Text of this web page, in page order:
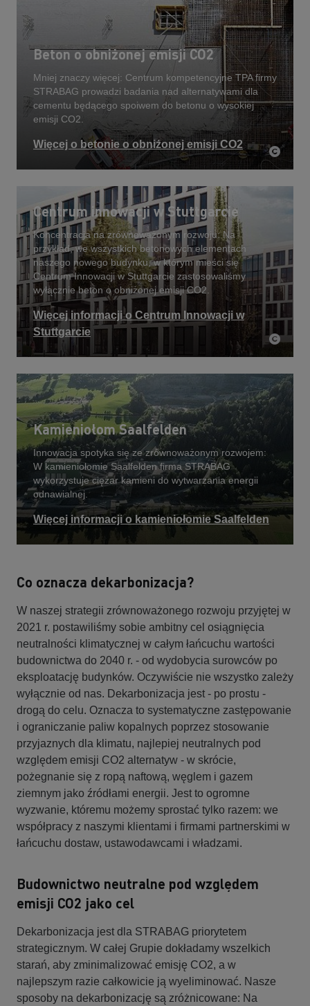
Beton o obniżonej emisji CO2
Mniej znaczy więcej: Centrum kompetencyjne TPA firmy
STRABAG prowadzi badania nad alternatywami dla
cementu będącego spoiwem do betonu o wysokiej
emisji CO2.
Więcej o betonie o obniżonej emisji CO2
Centrum innowacji w Stuttgarcie
Koncentracja na zrównoważonym rozwoju: Na
przykład, we wszystkich betonowych elementach
naszego nowego budynku, w którym mieści się
Centrum Innowacji w Stuttgarcie zastosowaliśmy
wyłącznie beton o obniżonej emisji CO2.
Więcej informacji o Centrum Innowacji w
Stuttgarcie
Kamieniołom Saalfelden
Innowacja spotyka się ze zrównoważonym rozwojem:
W kamieniołomie Saalfelden firma STRABAG
wykorzystuje ciężar kamieni do wytwarzania energii
odnawialnej.
Więcej informacji o kamieniołomie Saalfelden
Co oznacza dekarbonizacja?
W naszej strategii zrównoważonego rozwoju przyjętej w
2021 r. postawiliśmy sobie ambitny cel osiągnięcia
neutralności klimatycznej w całym łańcuchu wartości
budownictwa do 2040 r. - od wydobycia surowców po
eksploatację budynków. Oczywiście nie wszystko zależy
wyłącznie od nas. Dekarbonizacja jest - po prostu -
drogą do celu. Oznacza to systematyczne zastępowanie
i ograniczanie paliw kopalnych poprzez stosowanie
przyjaznych dla klimatu, najlepiej neutralnych pod
względem emisji CO2 alternatyw - w skrócie,
pożegnanie się z ropą naftową, węglem i gazem
ziemnym jako źródłami energii. Jest to ogromne
wyzwanie, któremu możemy sprostać tylko razem: we
współpracy z naszymi klientami i firmami partnerskimi w
łańcuchu dostaw, ustawodawcami i władzami.
Budownictwo neutralne pod względem
emisji CO2 jako cel
Dekarbonizacja jest dla STRABAG priorytetem
strategicznym. W całej Grupie dokładamy wszelkich
starań, aby zminimalizować emisję CO2, a w
najlepszym razie całkowicie ją wyeliminować. Nasze
sposoby na dekarbonizację są zróżnicowane: Na